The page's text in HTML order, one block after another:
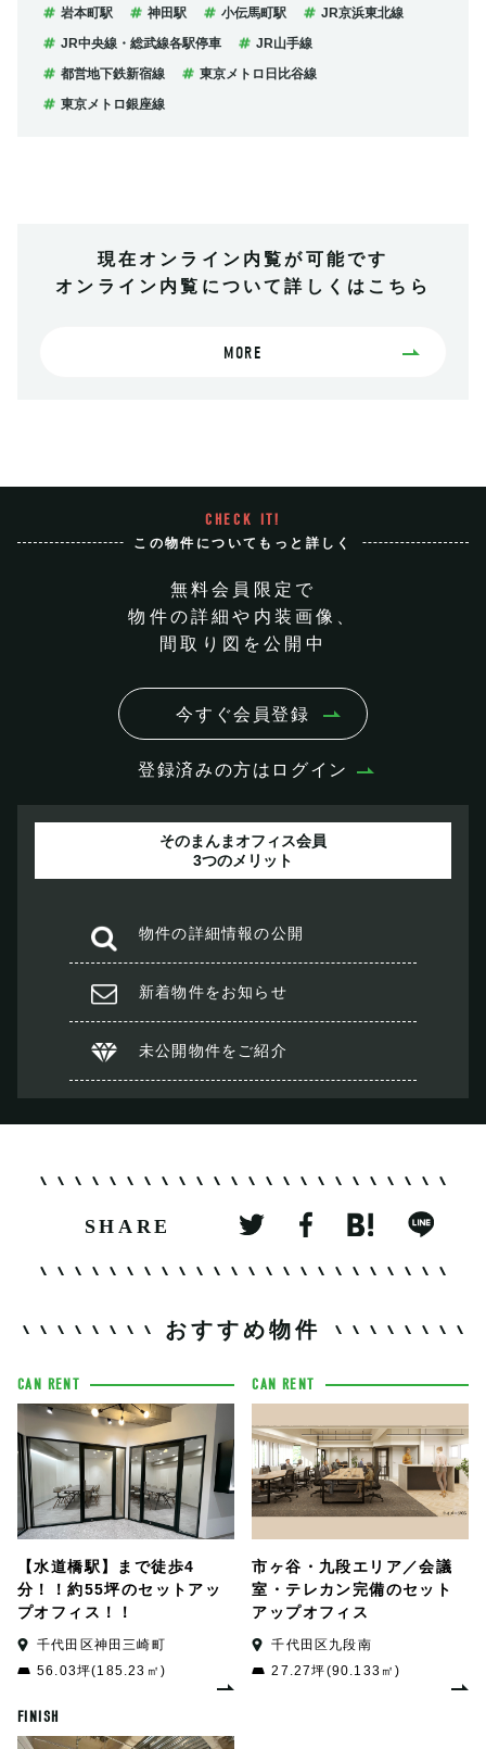
岩本町駅
神田駅 小伝馬町駅
JR京浜東北線
JR中央線・総武線各駅停車
JR山手線
都営地下鉄新宿線
東京メトロ日比谷線
東京メトロ銀座線
現在オンライン内覧が可能です
オンライン内覧について詳しくはこちら
MORE
CHECK IT!
この物件についてもっと詳しく
無料会員限定で
物件の詳細や内装画像、
間取り図を公開中
今すぐ会員登録
登録済みの方はログイン
そのまんまオフィス会員
3つのメリット
物件の詳細情報の公開
新着物件をお知らせ
未公開物件を ご紹介
SHARE
おすすめ物件
CAN RENT
【水道橋駅】まで徒歩4
分！！約55坪のセットアッ
プオフィス！！
千代田区神田三崎町
56.03坪(185.23㎡)
CAN RENT
市ヶ谷・九段エリア／会議
室・テレカン完備のセット
アップオフィス
千代田区九段南
27.27坪(90.133㎡)
FINISH